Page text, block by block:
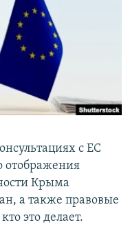
с ЕС
отображения
Крыма
а также правовые
это делает.